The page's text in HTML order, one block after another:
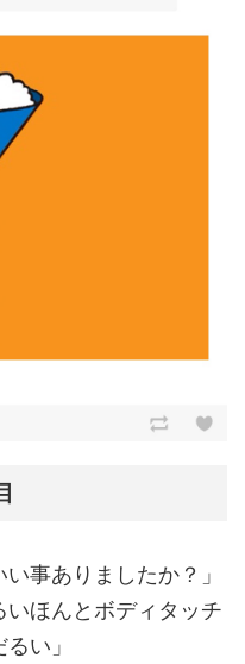
事ありましたか？」
いほんとボディタッチ
い」